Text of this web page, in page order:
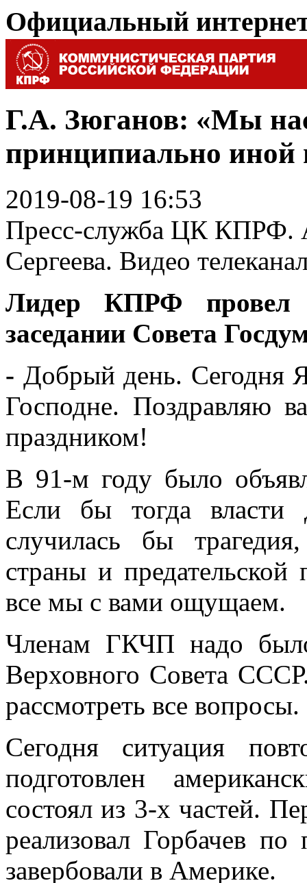
Официальный
Г.А. Зюганов: «Мы
принципиально иной
2019-08-19 16:53
Пресс-служба ЦК КПРФ.
Сергеева. Видео
Лидер КПРФ провел
заседании Совета
- Добрый день. Сегодня
Господне. Поздравляю
праздником!
В 91-м году было
Если бы тогда власти
случилась бы
страны и предательской
все мы с вами ощущаем.
Членам ГКЧП надо
Верховного Совета
рассмотреть все вопросы.
Сегодня ситуация
подготовлен
состоял из 3-х частей.
реализовал Горбачев по
завербовали в Америке.